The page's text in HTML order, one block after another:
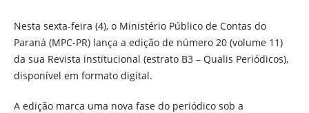
Nesta sexta-feira (4), o Ministério Público de Contas do
Paraná (MPC-PR) lança a edição de número 20 (volume 11)
da sua Revista institucional (estrato B3 – Qualis Periódicos),
disponível em formato digital.
A edição marca uma nova fase do periódico sob a